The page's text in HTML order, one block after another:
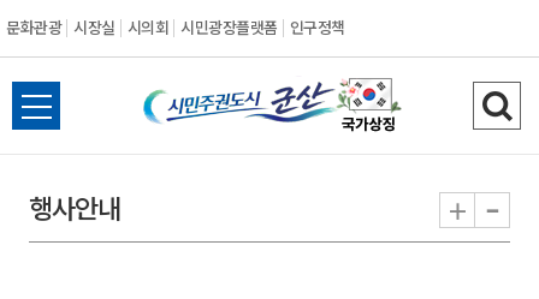
문화관광 시장실 시의회 시민광장플랫폼 인구정책
시
민
전
체
뉴
열
검
색
기
행사안내 + -